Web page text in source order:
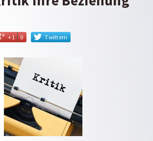
+1 0 Twittern